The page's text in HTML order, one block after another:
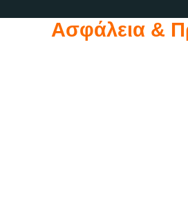
Ασφάλεια &